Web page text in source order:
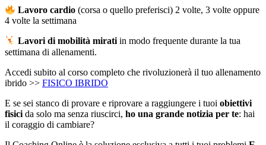
Lavoro cardio (corsa o quello preferisci) 2 volte, 3 volte oppure
4 volte la settimana
Lavori di mobilità miratiin modo frequente durante la tua
settimana di allenamenti.
Accedi subito al corso completo che rivoluzionerà il tuo allenamento
ibrido >> FISICO IBRIDO
E se sei stanco di provare e riprovare a raggiungere i tuoi obiettivi
fisici da solo ma senza riuscirci, ho una grande notizia per te: hai
il coraggio di cambiare?